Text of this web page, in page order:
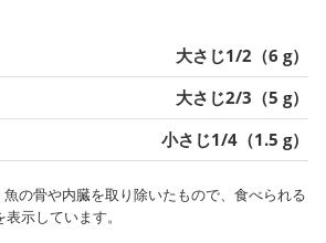
大さじ1/2（6 g）
大さじ2/3（5 g）
小さじ1/4（1.5 g）
の骨や内臓を取り除いたもので、食べられる
示しています。